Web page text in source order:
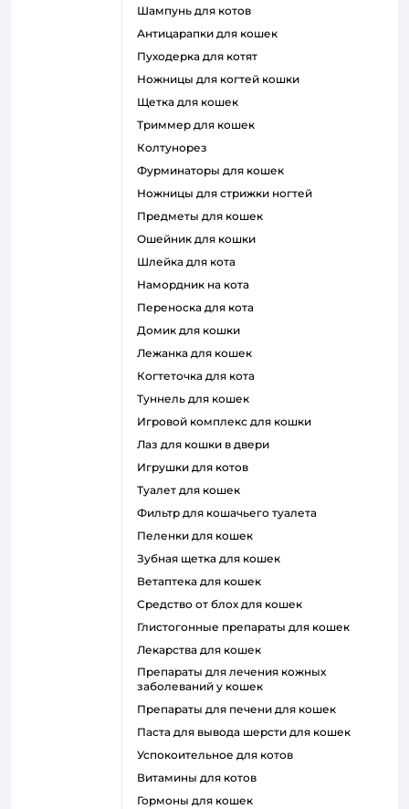
шампунь для котов
антицарапки для кошек
пуходерка для котят
ножницы для когтей кошки
щетка для кошек
триммер для кошек
колтунорез
фурминаторы для кошек
ножницы для стрижки ногтей
предметы для кошек
ошейник для кошки
шлейка для кота
намордник на кота
переноска для кота
домик для кошки
лежанка для кошек
когтеточка для кота
туннель для кошек
игровой комплекс для кошки
лаз для кошки в двери
игрушки для котов
туалет для кошек
фильтр для кошачьего туалета
пеленки для кошек
зубная щетка для кошек
ветаптека для кошек
средство от блох для кошек
глистогонные препараты для кошек
лекарства для кошек
препараты для лечения кожных
заболеваний у кошек
препараты для печени для кошек
паста для вывода шерсти для кошек
успокоительное для котов
витамины для котов
гормоны для кошек